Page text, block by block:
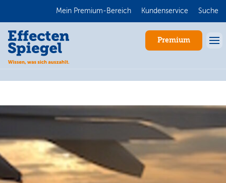
Mein Premium-Bereich Kundenservice Suche
Premium
Anmelden